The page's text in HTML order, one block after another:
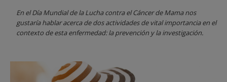
En el Día Mundial de la Lucha contra el Cáncer de Mama nos
gustaría hablar acerca de dos actividades de vital importancia en el
contexto de esta enfermedad: la prevención y la investigación.